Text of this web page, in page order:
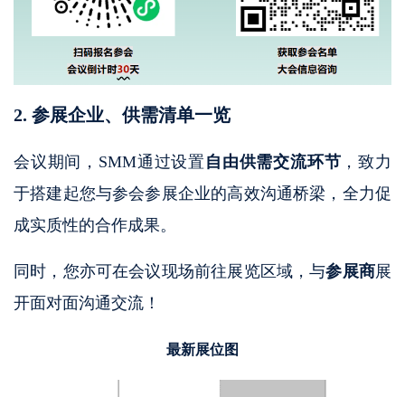
2. 参展企业、供需清单一览
会议期间，SMM通过设置 自由供需交流环节 ，致力
于搭建起您与参会参展企业的高效沟通桥梁，全力促
成实质性的合作成果。
同时，您亦可在会议现场前往展览区域，与参展商展
开面对面沟通交流！
最新展位图